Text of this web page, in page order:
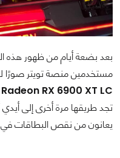
بعد بضعة أيام من ظهور هذه
مستخدمين منصة تويتر صورًا
Radeon RX 6900 XT LC
تجد طريقها مرة أخرى إلى أيدي
يعانون من نقص البطاقات في